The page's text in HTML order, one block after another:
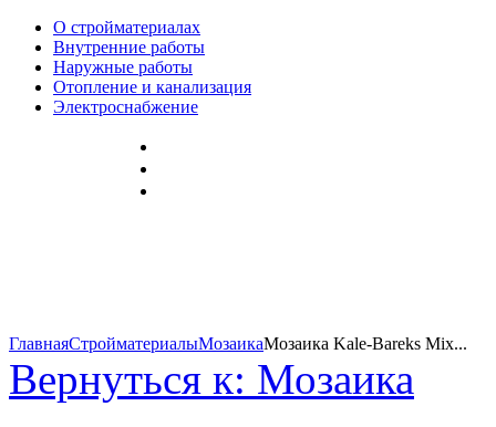
О стройматериалах
Внутренние работы
Наружные работы
Отопление и канализация
Электроснабжение
ГлавнаяСтройматериалыМозаикаМозаика Kale-Bareks Mix...
Вернуться к: Мозаика